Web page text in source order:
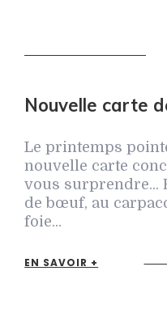
Nouvelle carte
Le printemps
nouvelle carte
vous surprendre...
de bœuf, au
foie...
EN SAVOIR +